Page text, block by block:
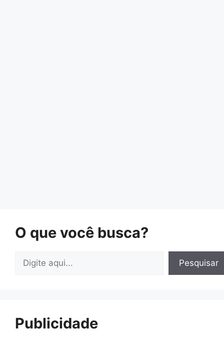
O que você busca?
Pesquisar
Publicidade